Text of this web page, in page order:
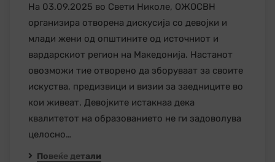
На 03.09.2025 во Свети Николе, ОЖОСВН
организира отворена дискусија со девојки и
млади жени од општините од источниот и
вардарскиот регион на Македонија. Настанот
овозможи тие отворено да зборуваат за своите
искуства, предизвици и визии за заедниците во
кои живеат. Девојките истакнаа дека
квалитетот на образованието не ги задоволува
целосно…
Повеќе детали